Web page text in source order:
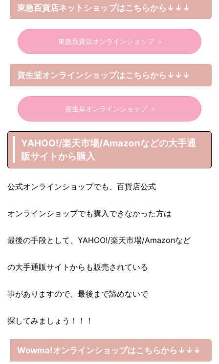
東急百貨店ネットショップはこちらから↓↓↓
東急百貨店オンラインショップ
資生堂オンラインショップはこちらから↓↓↓
資生堂オンラインショップ
YAHOO!/楽天市場/Amazonなどの大手通
販サイトから購入
公式オンラインショップでも、百貨店公式
オンラインショップでも購入できなかった方は
最後の手段として、YAHOO!/楽天市場/Amazonなど
の大手通販サイトからも販売されている
事がありますので、最後まで諦めないで
探してみましょう！！！
Wowma!オンラインショップはこちらから↓↓↓